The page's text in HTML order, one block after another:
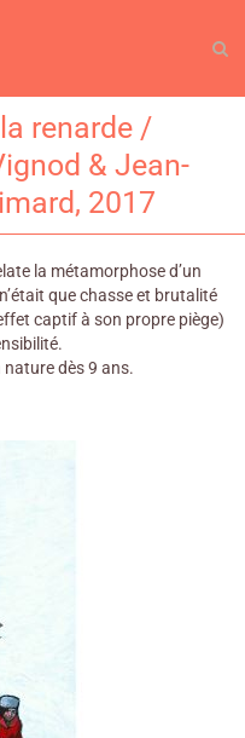
renarde /
& Jean-
2017
la métamorphose d’un
que chasse et brutalité
captif à son propre piège)
nature dès 9 ans.